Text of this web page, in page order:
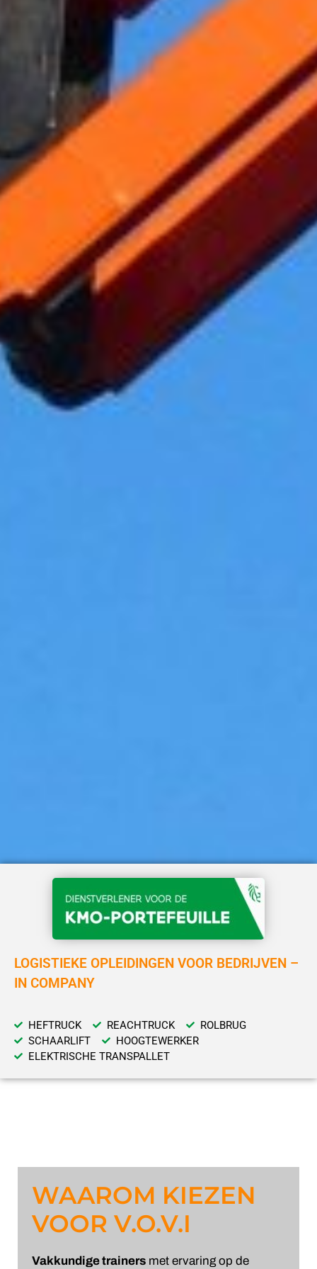
LOGISTIEKE OPLEIDINGEN VOOR BEDRIJVEN –
IN COMPANY
HEFTRUCK REACHTRUCK
ROLBRUG
SCHAARLIFT
HOOGTEWERKER
ELEKTRISCHE TRANSPALLET
WAAROM KIEZEN
VOOR V.O.V.I
Vakkundige trainers met ervaring op de